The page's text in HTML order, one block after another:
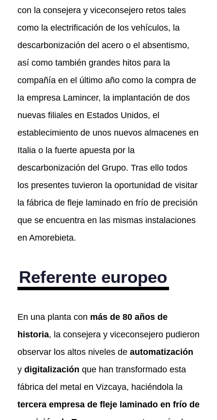
con la consejera y viceconsejero retos tales
como la electrificación de los vehículos, la
descarbonización del acero o el absentismo,
así como también grandes hitos para la
compañía en el último año como la compra de
la empresa Lamincer, la implantación de dos
nuevas filiales en Estados Unidos, el
establecimiento de unos nuevos almacenes en
Italia o la fuerte apuesta por la
descarbonización del Grupo. Tras ello todos
los presentes tuvieron la oportunidad de visitar
la fábrica de fleje laminado en frío de precisión
que se encuentra en las mismas instalaciones
en Amorebieta.
Referente europeo
En una planta con más de 80 años de
historia, la consejera y viceconsejero pudieron
observar los altos niveles de automatización
y digitalización que han transformado esta
fábrica del metal en Vizcaya, haciéndola la
tercera empresa de fleje laminado en frío de